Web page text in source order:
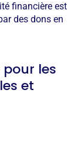
financière est
des dons en
les
et